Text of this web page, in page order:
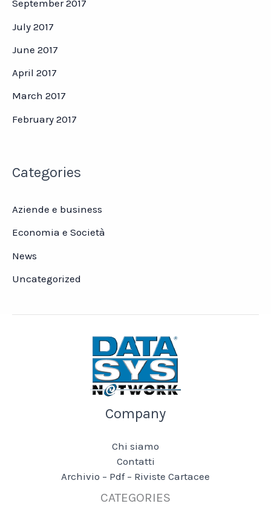
September 2017
July 2017
June 2017
April 2017
March 2017
February 2017
Categories
Aziende e business
Economia e Società
News
Uncategorized
Company
Chi siamo
Contatti
Archivio – Pdf – Riviste Cartacee
CATEGORIES